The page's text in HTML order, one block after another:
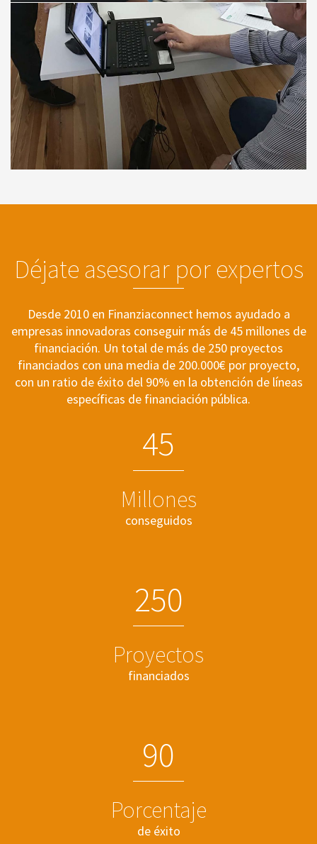
Déjate asesorar por expertos
Desde 2010 en Finanziaconnect hemos ayudado a
empresas innovadoras conseguir más de 45 millones de
financiación. Un total de más de 250 proyectos
financiados con una media de 200.000€ por proyecto,
con un ratio de éxito del 90% en la obtención de líneas
específicas de financiación pública.
45
Millones
conseguidos
250
Proyectos
financiados
90
Porcentaje
de éxito